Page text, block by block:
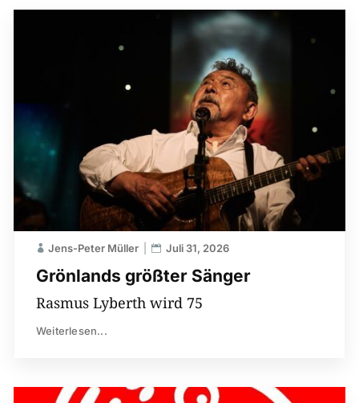
Grönlands größter Sänger
Jens-Peter Müller Juli 31, 2026
Rasmus Lyberth wird 75
Weiterlesen...